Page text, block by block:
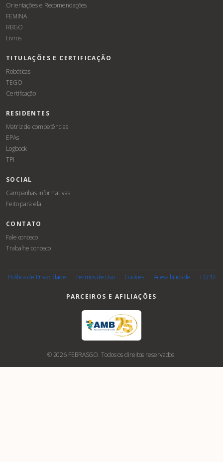
Orientações e Recomendações
FEMINA
RBGO
Livros
TITULAÇÕES E CERTIFICAÇÃO
Robóticas
TEGO
Certificação
RESIDENTES
Matriz de competências
EPAs
Logbook
TPI
SOCIAL
Campanhas informativas
Feito para ela
CONTATO
Fale conosco
Trabalhe conosco
Política de Privacidade Termos de Uso Cookies Acessibilidade LGPD
PARCEIROS E AFILIAÇÕES
© 2026 FEBRASGO. Todos os direitos reservados.